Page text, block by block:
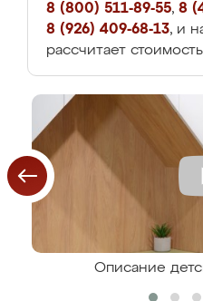
8 (800) 511-89-55, 8
8 (926) 409-68-13, и
рассчитает
Описание